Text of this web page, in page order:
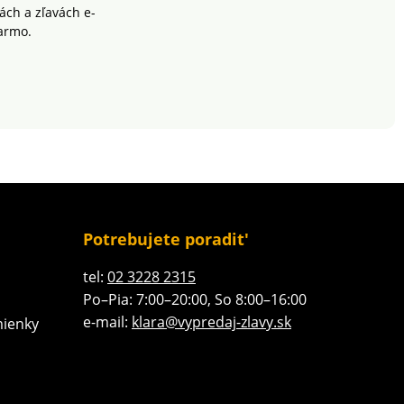
a zľavách e-
Potrebujete poradit'
tel: 02 3228 2315
Po–Pia: 7:00–20:00, So 8:00–16:00
e-mail: klara@vypredaj-zlavy.sk